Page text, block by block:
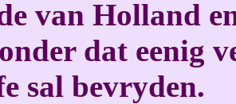
van Holland
dat eenig
sal bevryden.